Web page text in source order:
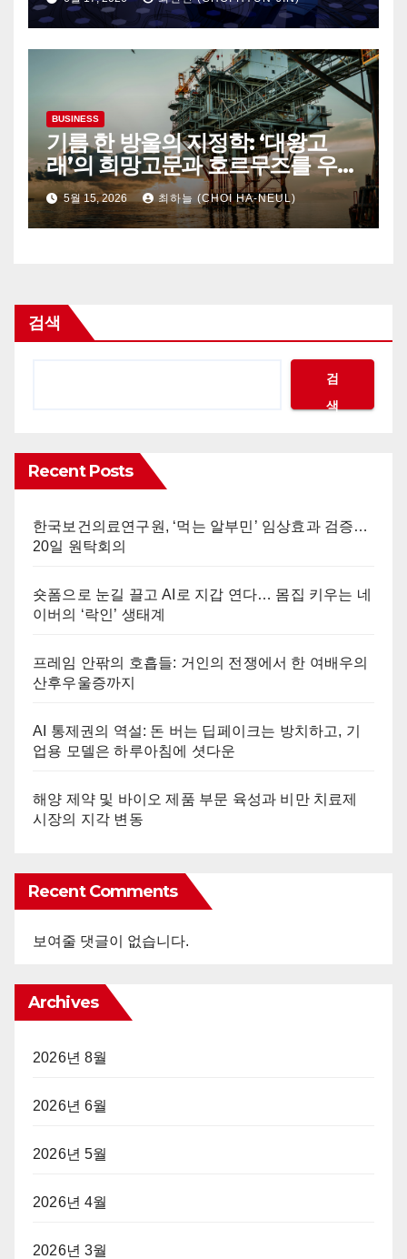
BUSINESS
기름 한 방울의 지정학: ‘대왕고
래’의 희망고문과 호르무즈를 우회
하는 UAE
5월 15, 2026 최하늘 (CHOI HA-NEUL)
검색
검
색
Recent Posts
한국보건의료연구원, ‘먹는 알부민’ 임상효과 검증…
20일 원탁회의
숏폼으로 눈길 끌고 AI로 지갑 연다… 몸집 키우는 네
이버의 ‘락인’ 생태계
프레임 안팎의 호흡들: 거인의 전쟁에서 한 여배우의
산후우울증까지
AI 통제권의 역설: 돈 버는 딥페이크는 방치하고, 기
업용 모델은 하루아침에 셧다운
해양 제약 및 바이오 제품 부문 육성과 비만 치료제
시장의 지각 변동
Recent Comments
보여줄 댓글이 없습니다.
Archives
2026년 8월
2026년 6월
2026년 5월
2026년 4월
2026년 3월